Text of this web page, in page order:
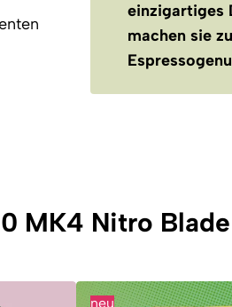
einzigartiges
machen sie
MK4 Nitro
neu